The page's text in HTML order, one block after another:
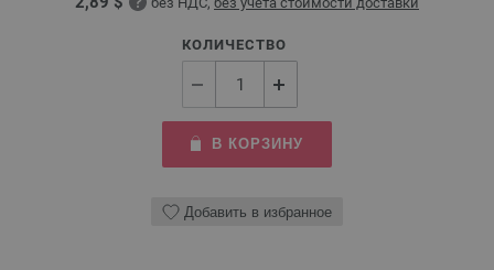
КОЛИЧЕСТВО
В КОРЗИНУ
Добавить в избранное